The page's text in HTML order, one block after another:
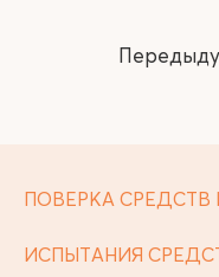
ПОВЕРКА СРЕДСТВ
ИСПЫТАНИЯ